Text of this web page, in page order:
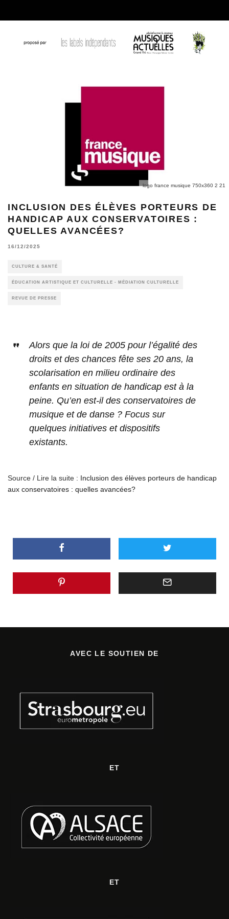
logo france musique 750x360 2 21
INCLUSION DES ÉLÈVES PORTEURS DE
HANDICAP AUX CONSERVATOIRES :
QUELLES AVANCÉES?
16/12/2025
CULTURE & SANTÉ
ÉDUCATION ARTISTIQUE ET CULTURELLE - MÉDIATION CULTURELLE
REVUE DE PRESSE
Alors que la loi de 2005 pour l’égalité des
droits et des chances fête ses 20 ans, la
scolarisation en milieu ordinaire des
enfants en situation de handicap est à la
peine. Qu’en est-il des conservatoires de
musique et de danse ? Focus sur
quelques initiatives et dispositifs
existants.
Source / Lire la suite : Inclusion des élèves porteurs de handicap
aux conservatoires : quelles avancées?
AVEC LE SOUTIEN DE
ET
ET